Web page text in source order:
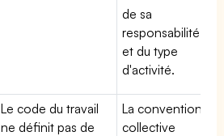
de sa
responsabilité
et du type
d'activité.
Le code du travail
ne définit pas de
La convention
collective